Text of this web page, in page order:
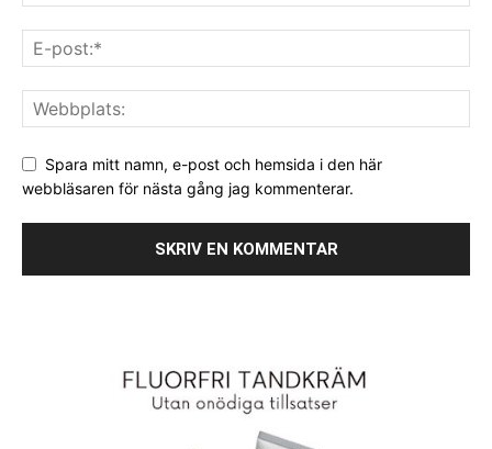
Spara mitt namn, e-post och hemsida i den här
webbläsaren för nästa gång jag kommenterar.